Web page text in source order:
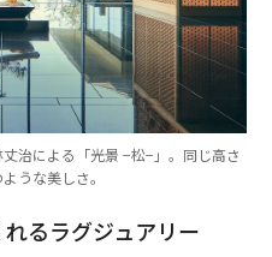
治による「光景 −松−」。同じ高さ
うな美しさ。
るラグジュアリー